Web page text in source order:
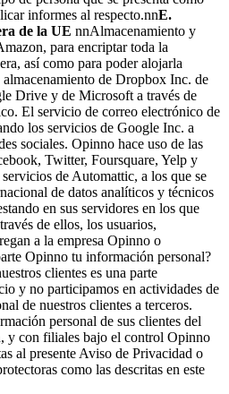
informes al respecto.nnE.
de la UE nnAlmacenamiento y
para encriptar toda la
así como para poder alojarla
de Dropbox Inc. de
Drive y de Microsoft a través de
El servicio de correo electrónico de
los servicios de Google Inc. a
sociales. Opinno hace uso de las
Twitter, Foursquare, Yelp y
de Automattic, a los que se
de datos analíticos y técnicos
en sus servidores en los que
de ellos, los usuarios,
a la empresa Opinno o
Opinno tu información personal?
clientes es una parte
y no participamos en actividades de
de nuestros clientes a terceros.
personal de sus clientes del
y con filiales bajo el control Opinno
al presente Aviso de Privacidad o
como las descritas en este